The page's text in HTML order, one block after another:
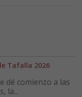
Tafalla 2026
dé comienzo a las
la...